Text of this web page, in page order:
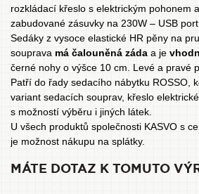
rozkládací křeslo s elektrickým pohonem
zabudované zásuvky na 230W – USB port.
Sedáky z vysoce elastické HR pěny na
souprava má čalouněná záda a je
černé nohy o výšce 10 cm. Levé a pravé
Patří do řady sedacího nábytku ROSSO ,
variant sedacích souprav, křeslo
s možností výběru i jiných látek.
U všech produktů společnosti KASVO s
je možnost nákupu na splátky.
MÁTE DOTAZ K TOMUTO